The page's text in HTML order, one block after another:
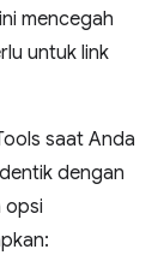
mencegah
untuk link
saat Anda
dengan
opsi